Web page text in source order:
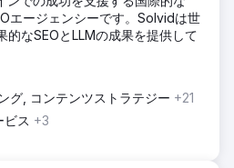
エージェンシーです。Solvidは世
的なSEOとLLMの成果を提供して
グ, コンテンツストラテジー +21
ビス +3